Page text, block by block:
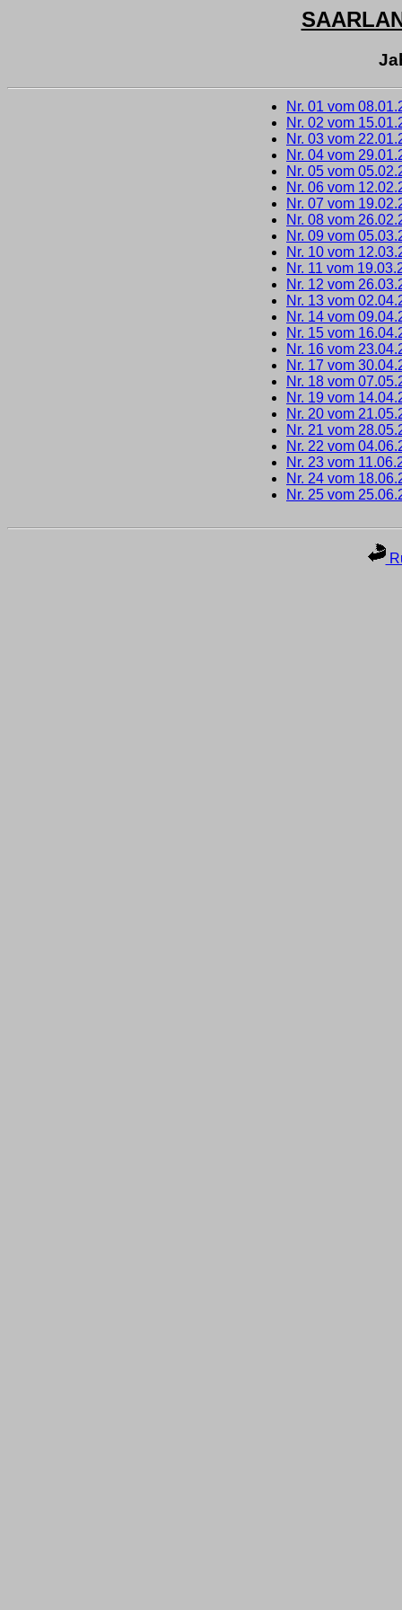
Nr. 01 vom
Nr. 02 vom
Nr. 03 vom
Nr. 04 vom
Nr. 05 vom
Nr. 06 vom
Nr. 07 vom
Nr. 08 vom
Nr. 09 vom
Nr. 10 vom
Nr. 11 vom
Nr. 12 vom
Nr. 13 vom
Nr. 14 vom
Nr. 15 vom
Nr. 16 vom
Nr. 17 vom
Nr. 18 vom
Nr. 19 vom
Nr. 20 vom
Nr. 21 vom
Nr. 22 vom
Nr. 23 vom
Nr. 24 vom
Nr. 25 vom